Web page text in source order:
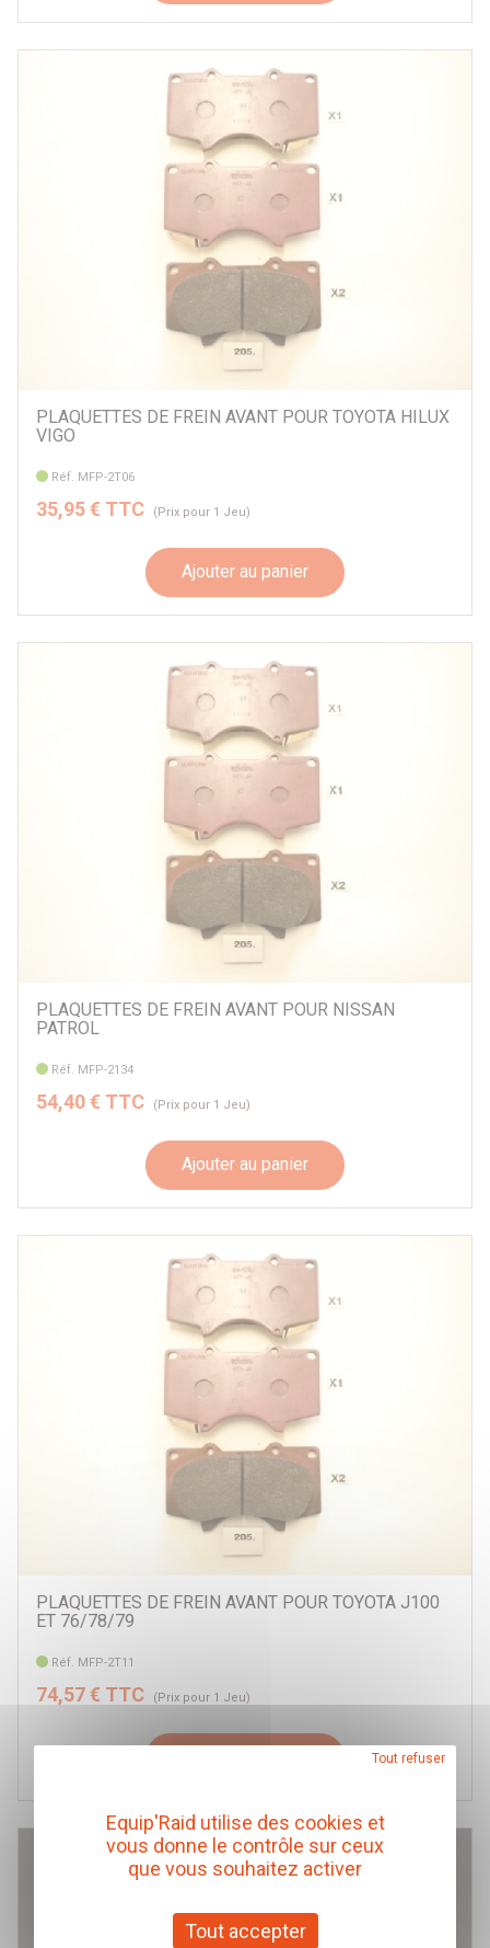
PLAQUETTES DE FREIN AVANT POUR TOYOTA HILUX
VIGO
Réf. MFP-2T06
35,95 € TTC (Prix pour 1 Jeu)
Ajouter au panier
PLAQUETTES DE FREIN AVANT POUR NISSAN
PATROL
Réf. MFP-2134
54,40 € TTC (Prix pour 1 Jeu)
Ajouter au panier
PLAQUETTES DE FREIN AVANT POUR TOYOTA J100
ET 76/78/79
Réf. MFP-2T11
74,57 € TTC (Prix pour 1 Jeu)
Equip'Raid utilise des cookies et
vous donne le contrôle sur ceux
que vous souhaitez activer
Tout accepter
Tout refuser